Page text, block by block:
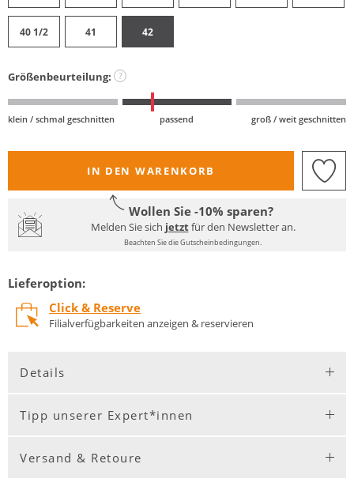
40 1/2 41 42
Größenbeurteilung: ?
klein / schmal geschnitten passend groß / weit geschnitten
IN DEN WARENKORB
Wollen Sie -10% sparen?
Melden Sie sich jetztfür den Newsletter an.
Beachten Sie die Gutscheinbedingungen.
Lieferoption:
Click & Reserve
Filialverfügbarkeiten anzeigen & reservieren
Details
Tipp unserer Expert*innen
Versand & Retoure